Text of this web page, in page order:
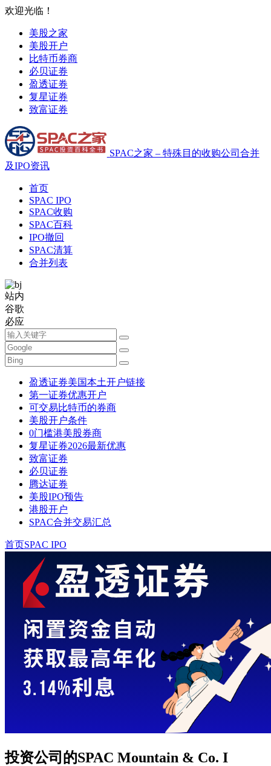
欢迎光临！
美股之家
美股开户
比特币券商
必贝证券
盈透证券
复星证券
致富证券
SPAC之家 – 特殊目的收购公司合并
及IPO资讯
首页
SPAC IPO
SPAC收购
SPAC百科
IPO撤回
SPAC清算
合并列表
站内
谷歌
必应
盈透证券美国本土开户链接
第一证券优惠开户
可交易比特币的券商
美股开户条件
0门槛港美股券商
复星证券2026最新优惠
致富证券
必贝证券
腾达证券
美股IPO预告
港股开户
SPAC合并交易汇总
首页SPAC IPO
投资公司的SPAC Mountain & Co. I